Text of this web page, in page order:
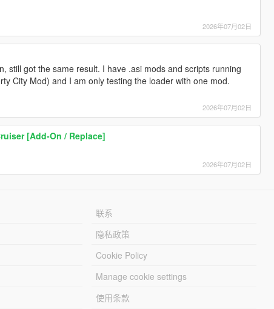
2026年07月02日
still got the same result. I have .asi mods and scripts running
City Mod) and I am only testing the loader with one mod.
2026年07月02日
[Add-On / Replace]
2026年07月02日
联系
隐私政策
Cookie Policy
Manage cookie settings
使用条款